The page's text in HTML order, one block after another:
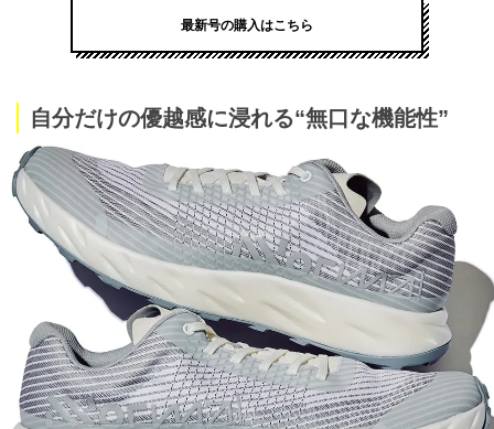
最新号の購入はこちら
自分だけの優越感に浸れる“無口な機能性”